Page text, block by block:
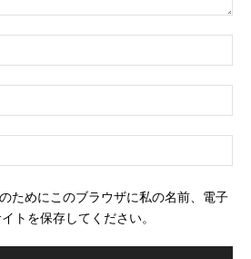
前
メ
ー
ェ
ためにこのブラウザに私の名前、電子
トを保存してください。